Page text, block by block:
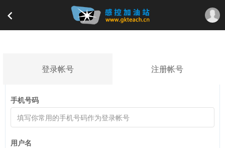
登录帐号 注册帐号
手机号码
用户名